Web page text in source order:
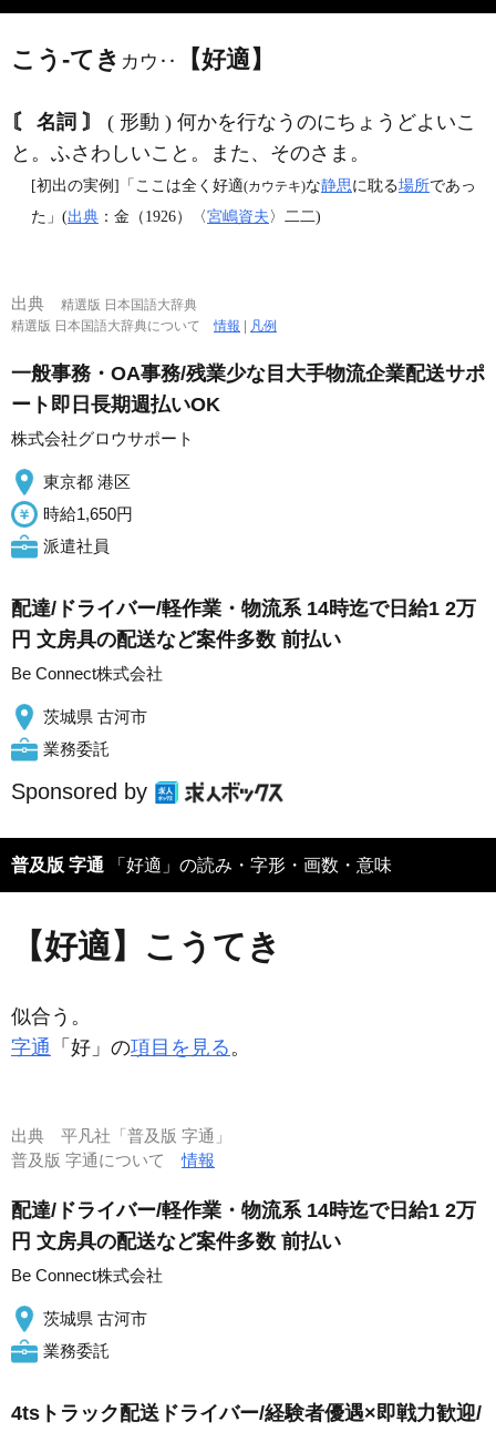
こう‐てき カウ‥ 【好適】
〘 名詞 〙
( 形動 ) 何かを行なうのにちょうどよいこ
と。ふさわしいこと。また、そのさま。
[初出の実例]「ここは全く好適(カウテキ)な静思に耽る場所であっ
た」(出典 ：金（1926）〈宮嶋資夫〉二二)
出典
精選版 日本国語大辞典
精選版 日本国語大辞典について情報 凡例
一般事務・OA事務/残業少な目大手物流企業配送サポ
ート即日長期週払いOK
株式会社グロウサポート
東京都 港区
時給1,650円
派遣社員
配達/ドライバー/軽作業・物流系 14時迄で日給1 2万
円 文房具の配送など案件多数 前払い
Be Connect株式会社
茨城県 古河市
業務委託
Sponsored by
普及版 字通 「好適」の読み・字形・画数・意味
【好適】こうてき
似合う。
字通 「好」の項目を見る。
出典 平凡社「普及版 字通」
普及版 字通について情報
配達/ドライバー/軽作業・物流系 14時迄で日給1 2万
円 文房具の配送など案件多数 前払い
Be Connect株式会社
茨城県 古河市
業務委託
4tsトラック配送ドライバー/経験者優遇×即戦力歓迎/